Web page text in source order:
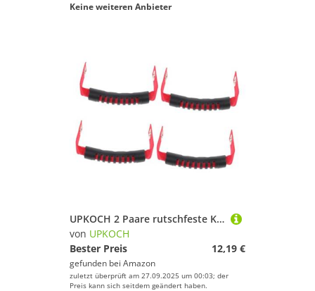
Keine weiteren Anbieter
UPKOCH 2 Paare rutschfeste Kunststoff Griffe für Kajaks Ergonomische Tragegriffe Robustes Ersatzset für Kajak paddel Kanus Gepäck Einfache Installation Langlebiges Bootszubehör
von UPKOCH
Bester Preis
12,19 €
gefunden bei Amazon
zuletzt überprüft am 27.09.2025 um 00:03; der
Preis kann sich seitdem geändert haben.